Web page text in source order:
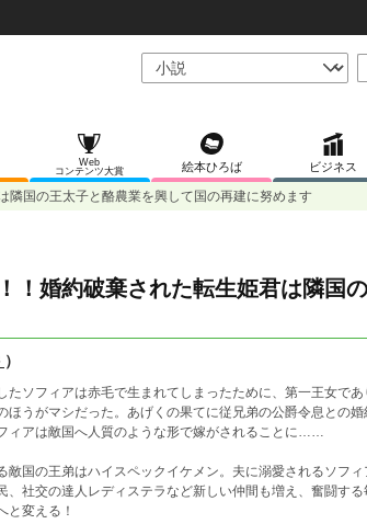
Web
コンテンツ大賞
絵本ひろば ビジネス
隣国の王太子と酪農業を興して国の再建に努めます
！婚約破棄された転生姫君は隣国
）
たソフィアは赤毛で生まれてしまったために、第一王女で
ほうがマシだった。あげくの果てに従兄弟の公爵令息との
ィアは敵国へ人質のような形で嫁がされることに……
敵国の王弟はハイスペックイケメン。夫に溺愛されるソフ
、社交の達人レディステラなど新しい仲間も増え、奮闘す
と変える！